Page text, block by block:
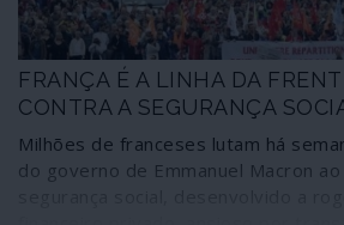
FRANÇA É A LINHA DA
CONTRA A SEGURANÇA
Milhões de franceses lutam há
do governo de Emmanuel Macron